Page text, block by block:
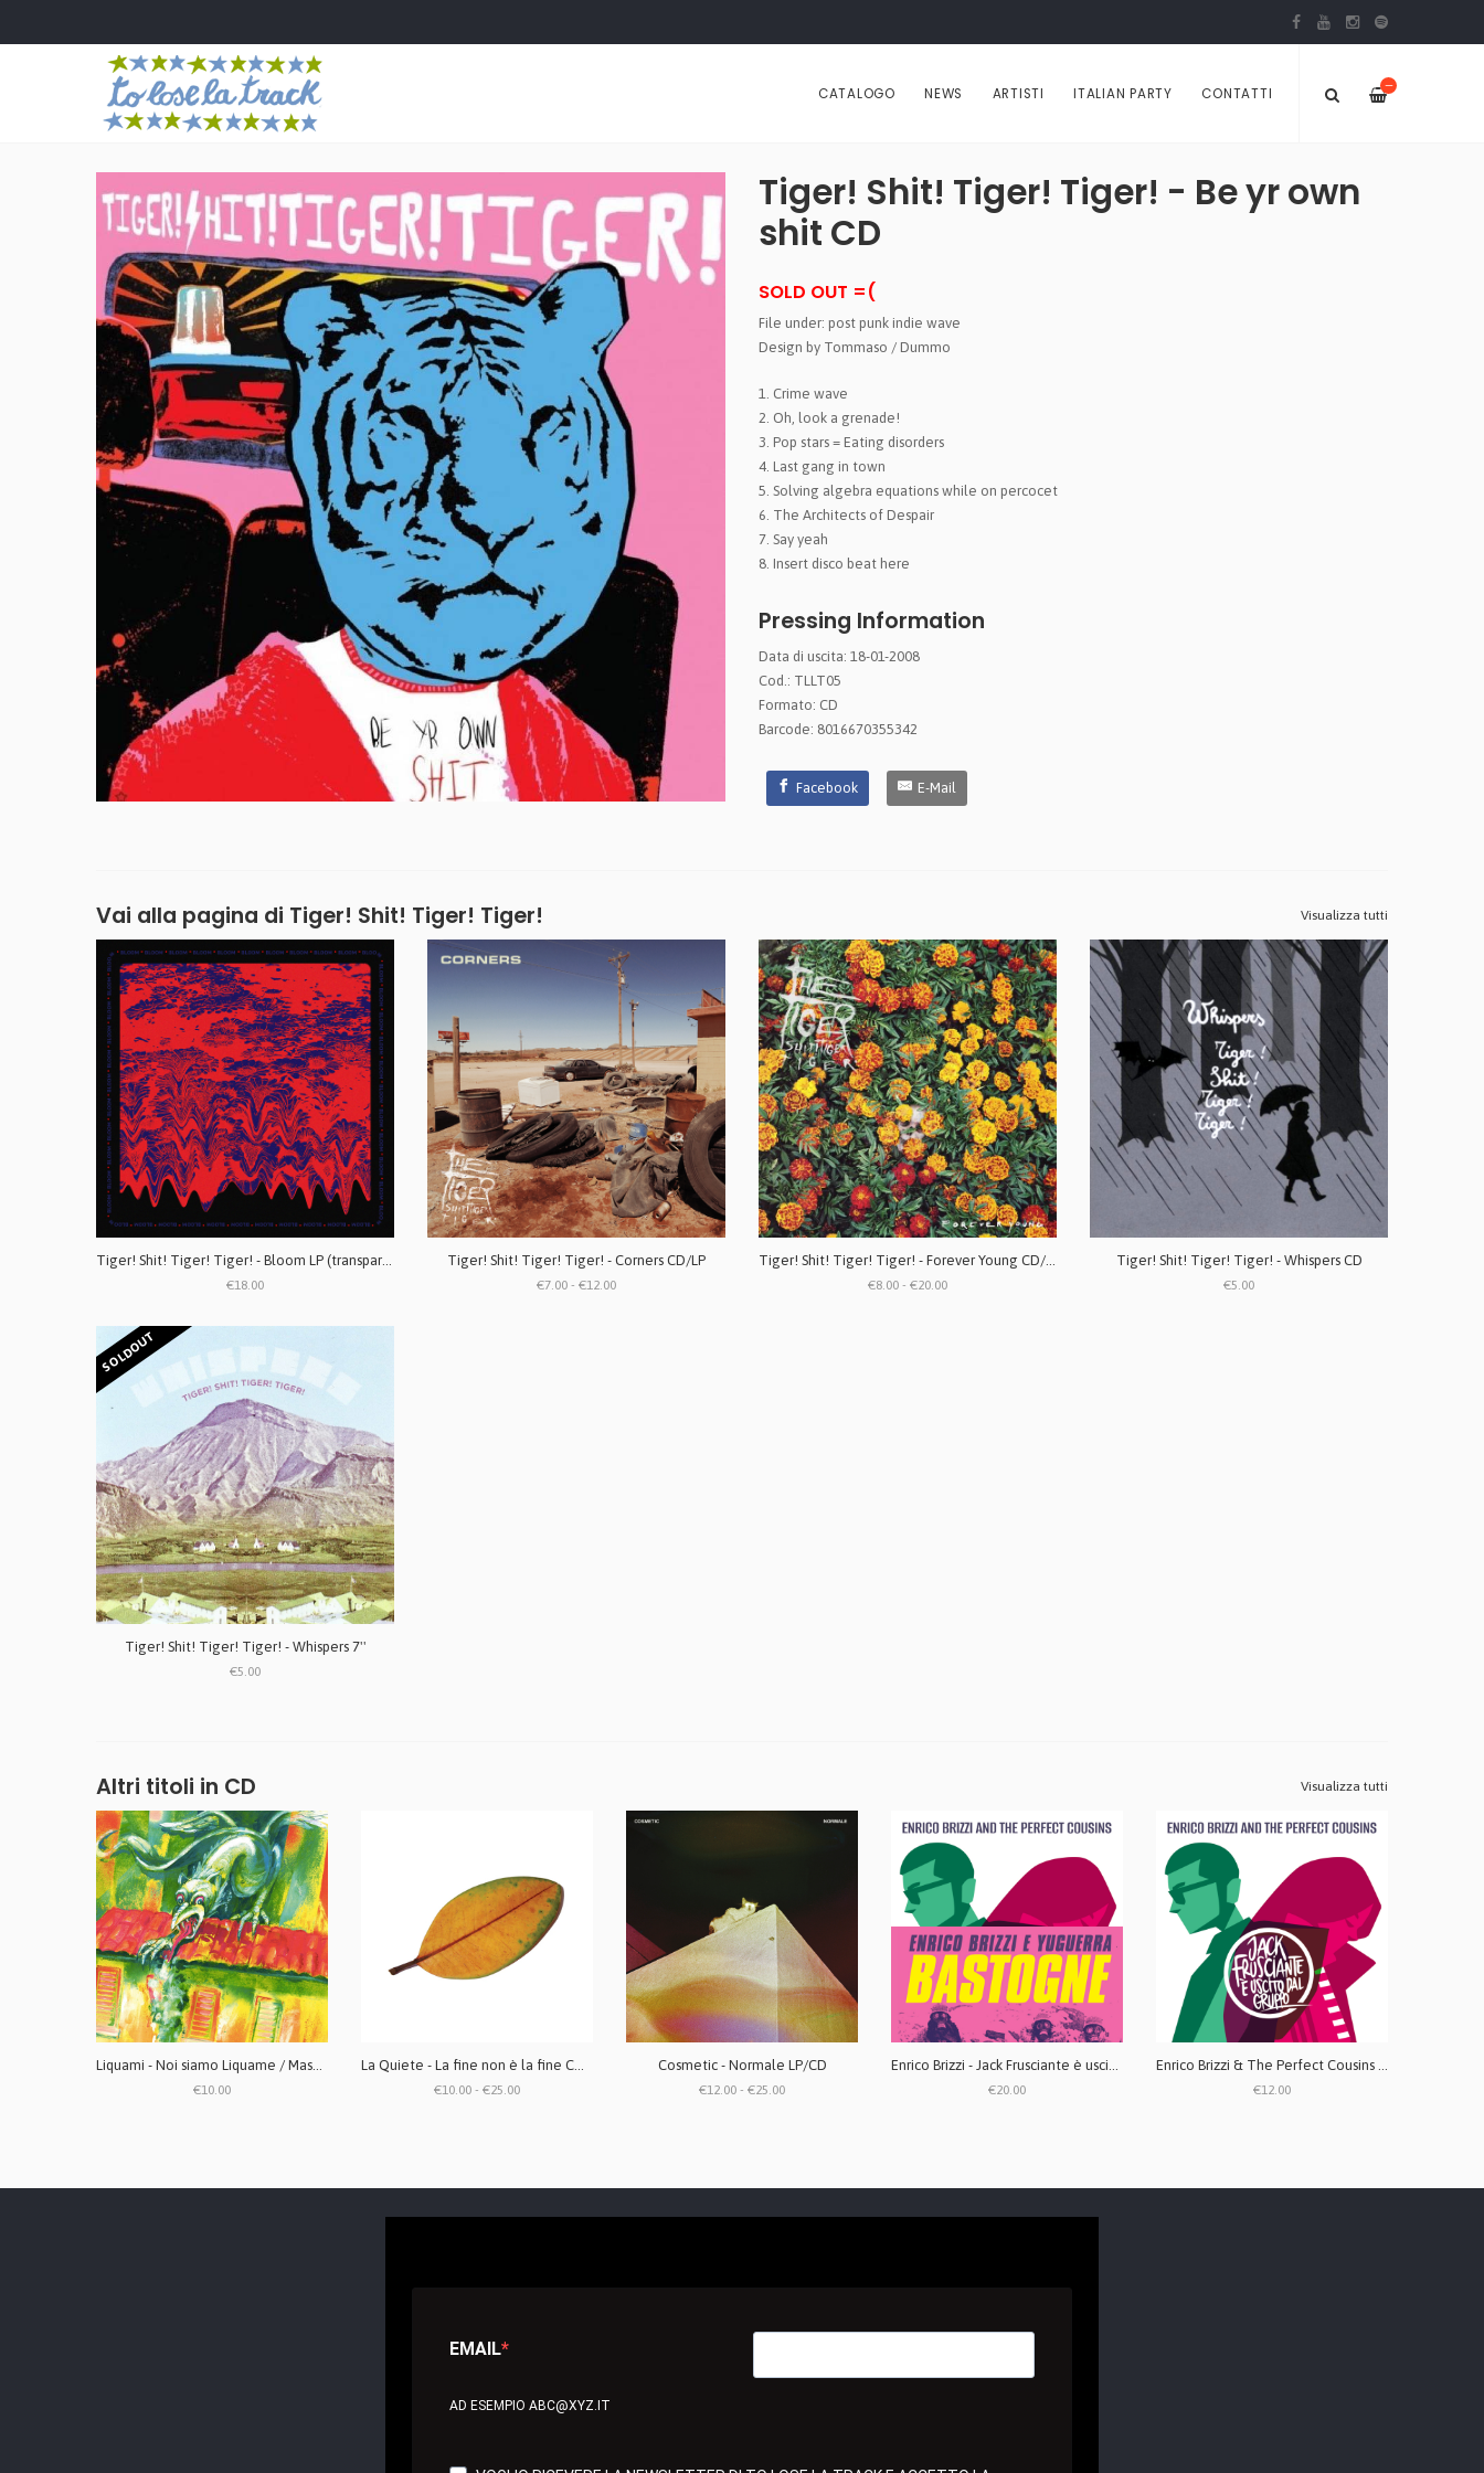
—
CATALOGO NEWS ARTISTI ITALIAN PARTY CONTATTI
Tiger! Shit! Tiger! Tiger! - Be yr own
shit CD
SOLD OUT =(
File under: post punk indie wave
Design by Tommaso / Dummo
1. Crime wave
2. Oh, look a grenade!
3. Pop stars = Eating disorders
4. Last gang in town
5. Solving algebra equations while on percocet
6. The Architects of Despair
7. Say yeah
8. Insert disco beat here
Pressing Information
Data di uscita: 18-01-2008
Cod.: TLLT05
Formato: CD
Barcode: 8016670355342
Facebook E-Mail
Vai alla pagina di Tiger! Shit! Tiger! Tiger! Visualizza tutti
Tiger! Shit! Tiger! Tiger! - Bloom LP (transparent crystal)
€18.00
Tiger! Shit! Tiger! Tiger! - Corners CD/LP
€7.00 - €12.00
Tiger! Shit! Tiger! Tiger! - Forever Young CD/LP/MC
€8.00 - €20.00
Tiger! Shit! Tiger! Tiger! - Whispers CD
€5.00
SOLDOUT
Tiger! Shit! Tiger! Tiger! - Whispers 7''
€5.00
Altri titoli in CD Visualizza tutti
Liquami - Noi siamo Liquame / Mascara marrone CD + ZINE
€10.00
La Quiete - La fine non è la fine CD / LP vinile bianco (repress 2025)
€10.00 - €25.00
Cosmetic - Normale LP/CD
€12.00 - €25.00
Enrico Brizzi - Jack Frusciante è uscito dal gruppo + Bastogne - Bundle CD digipack
€20.00
Enrico Brizzi & The Perfect Cousins - Jack Frusciante è uscito dal gruppo CD
€12.00
EMAIL
AD ESEMPIO ABC@XYZ.IT